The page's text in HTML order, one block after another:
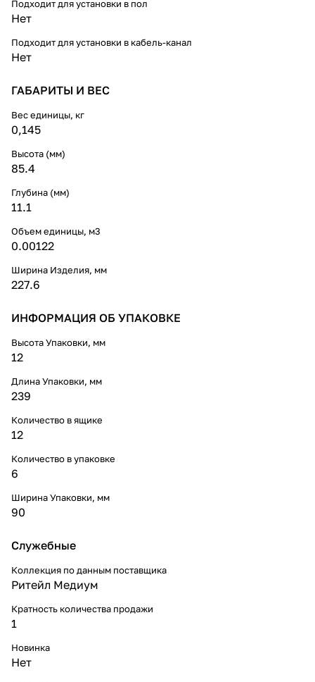
Подходит для установки в пол
Нет
Подходит для установки в кабель-канал
Нет
ГАБАРИТЫ И ВЕС
Вес единицы, кг
0,145
Высота (мм)
85.4
Глубина (мм)
11.1
Объем единицы, м3
0.00122
Ширина Изделия, мм
227.6
ИНФОРМАЦИЯ ОБ УПАКОВКЕ
Высота Упаковки, мм
12
Длина Упаковки, мм
239
Количество в ящике
12
Количество в упаковке
6
Ширина Упаковки, мм
90
Служебные
Коллекция по данным поставщика
Ритейл Медиум
Кратность количества продажи
1
Новинка
Нет